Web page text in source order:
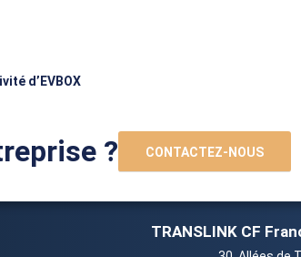
d’EVBOX
? CONTACTEZ-NOUS
TRANSLINK CF